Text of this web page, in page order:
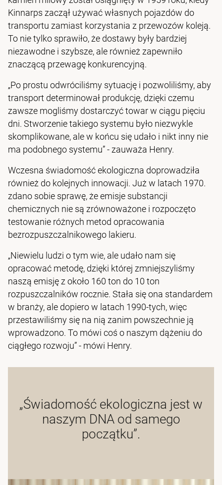
Kinnarps zaczął używać własnych pojazdów do
transportu zamiast korzystania z przewozów koleją.
To nie tylko sprawiło, że dostawy były bardziej
niezawodne i szybsze, ale również zapewniło
znaczącą przewagę konkurencyjną.
„Po prostu odwróciliśmy sytuację i pozwoliliśmy, aby
transport determinował produkcję, dzięki czemu
zawsze mogliśmy dostarczyć towar w ciągu pięciu
dni. Stworzenie takiego systemu było niezwykle
skomplikowane, ale w końcu się udało i nikt inny nie
ma podobnego systemu” - zauważa Henry.
Wczesna świadomość ekologiczna doprowadziła
również do kolejnych innowacji. Już w latach 1970.
zdano sobie sprawę, że emisje substancji
chemicznych nie są zrównoważone i rozpoczęto
testowanie różnych metod opracowania
bezrozpuszczalnikowego lakieru.
„Niewielu ludzi o tym wie, ale udało nam się
opracować metodę, dzięki której zmniejszyliśmy
naszą emisję z około 160 ton do 10 ton
rozpuszczalników rocznie. Stała się ona standardem
w branży, ale dopiero w latach 1990-tych, więc
przestawiliśmy się na nią zanim powszechnie ją
wprowadzono. To mówi coś o naszym dążeniu do
ciągłego rozwoju” - mówi Henry.
„Świadomość ekologiczna jest w
naszym DNA od samego
początku”.